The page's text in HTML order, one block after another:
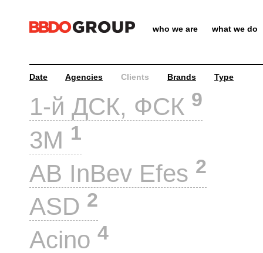
who we are what we do
Date Agencies Clients Brands Type
1-й ДСК, ФСК 9
3M 1
AB InBev Efes 2
ASD 2
Acino 4